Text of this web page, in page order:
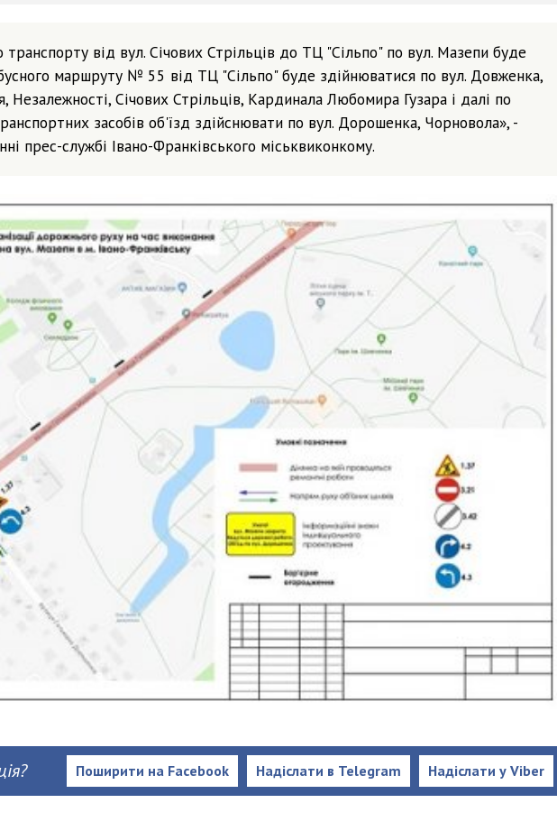
транспорту від вул. Січових Стрільців до ТЦ "Сільпо" по вул. Мазепи буде
маршруту № 55 від ТЦ "Сільпо" буде здійнюватися по вул. Довженка,
Січових Стрільців, Кардинала Любомира Гузара і далі по
засобів об'їзд здійснювати по вул. Дорошенка, Чорновола», -
прес-службі Івано-Франківського міськвиконкому.
Надіслати у Viber
Надіслати в Telegram
Поширити на Facebook